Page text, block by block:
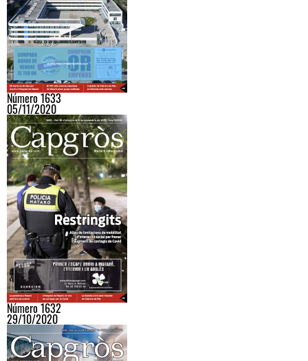
Número 1633
05/11/2020
Número 1632
29/10/2020